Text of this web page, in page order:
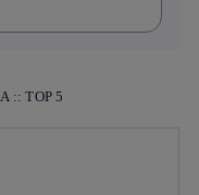
:: TOP 5